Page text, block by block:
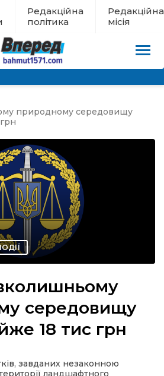
Редакційна
політика
Редакційна
місія
природному середовищу
середовищу
18 тис грн
завданих незаконною
ландшафтного